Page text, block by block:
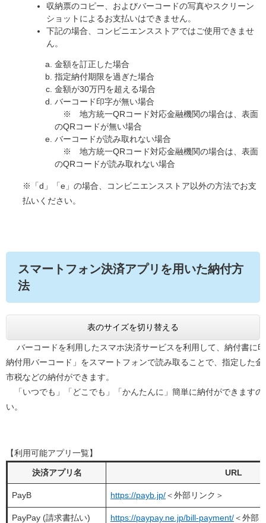
収納票のコピー、およびバーコードの写真やスクリーン
ショットによるお支払いはできません。
下記の場合、コンビニエンスストアではご使用できませ
ん。
金額を訂正した場合
指定納付期限を過ぎた場合
金額が30万円を超える場合
バーコード印字が無い場合
※ 地方統一QRコード対応金融機関の場合は、表面
のQRコードが無い場合
バーコードが読み取れない場合
​※ 地方統一QRコード対応金融機関の場合は、表面
のQRコードが読み取れない場合
※「d」「e」の場合、コンビニエンスストア以外の方法でお支
払いください。
スマートフォン決済アプリを用いた納付方
法
表のサイズを切り替える
バーコードを利用したスマホ決済サービスを利用して、納付書に
納付用バーコード」をスマートフォンで読み取ることで、指定した
市税などの納付ができます。
「いつでも」「どこでも」「かんたんに」簡単に納付ができます
い。
【利用可能アプリ一覧】
決済アプリ名 URL
PayB https://payb.jp/＜外部リンク＞
PayPay (請求書払い) https://paypay.ne.jp/bill-payment/＜外部